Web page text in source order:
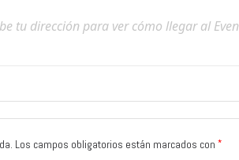
Los campos obligatorios están marcados con *